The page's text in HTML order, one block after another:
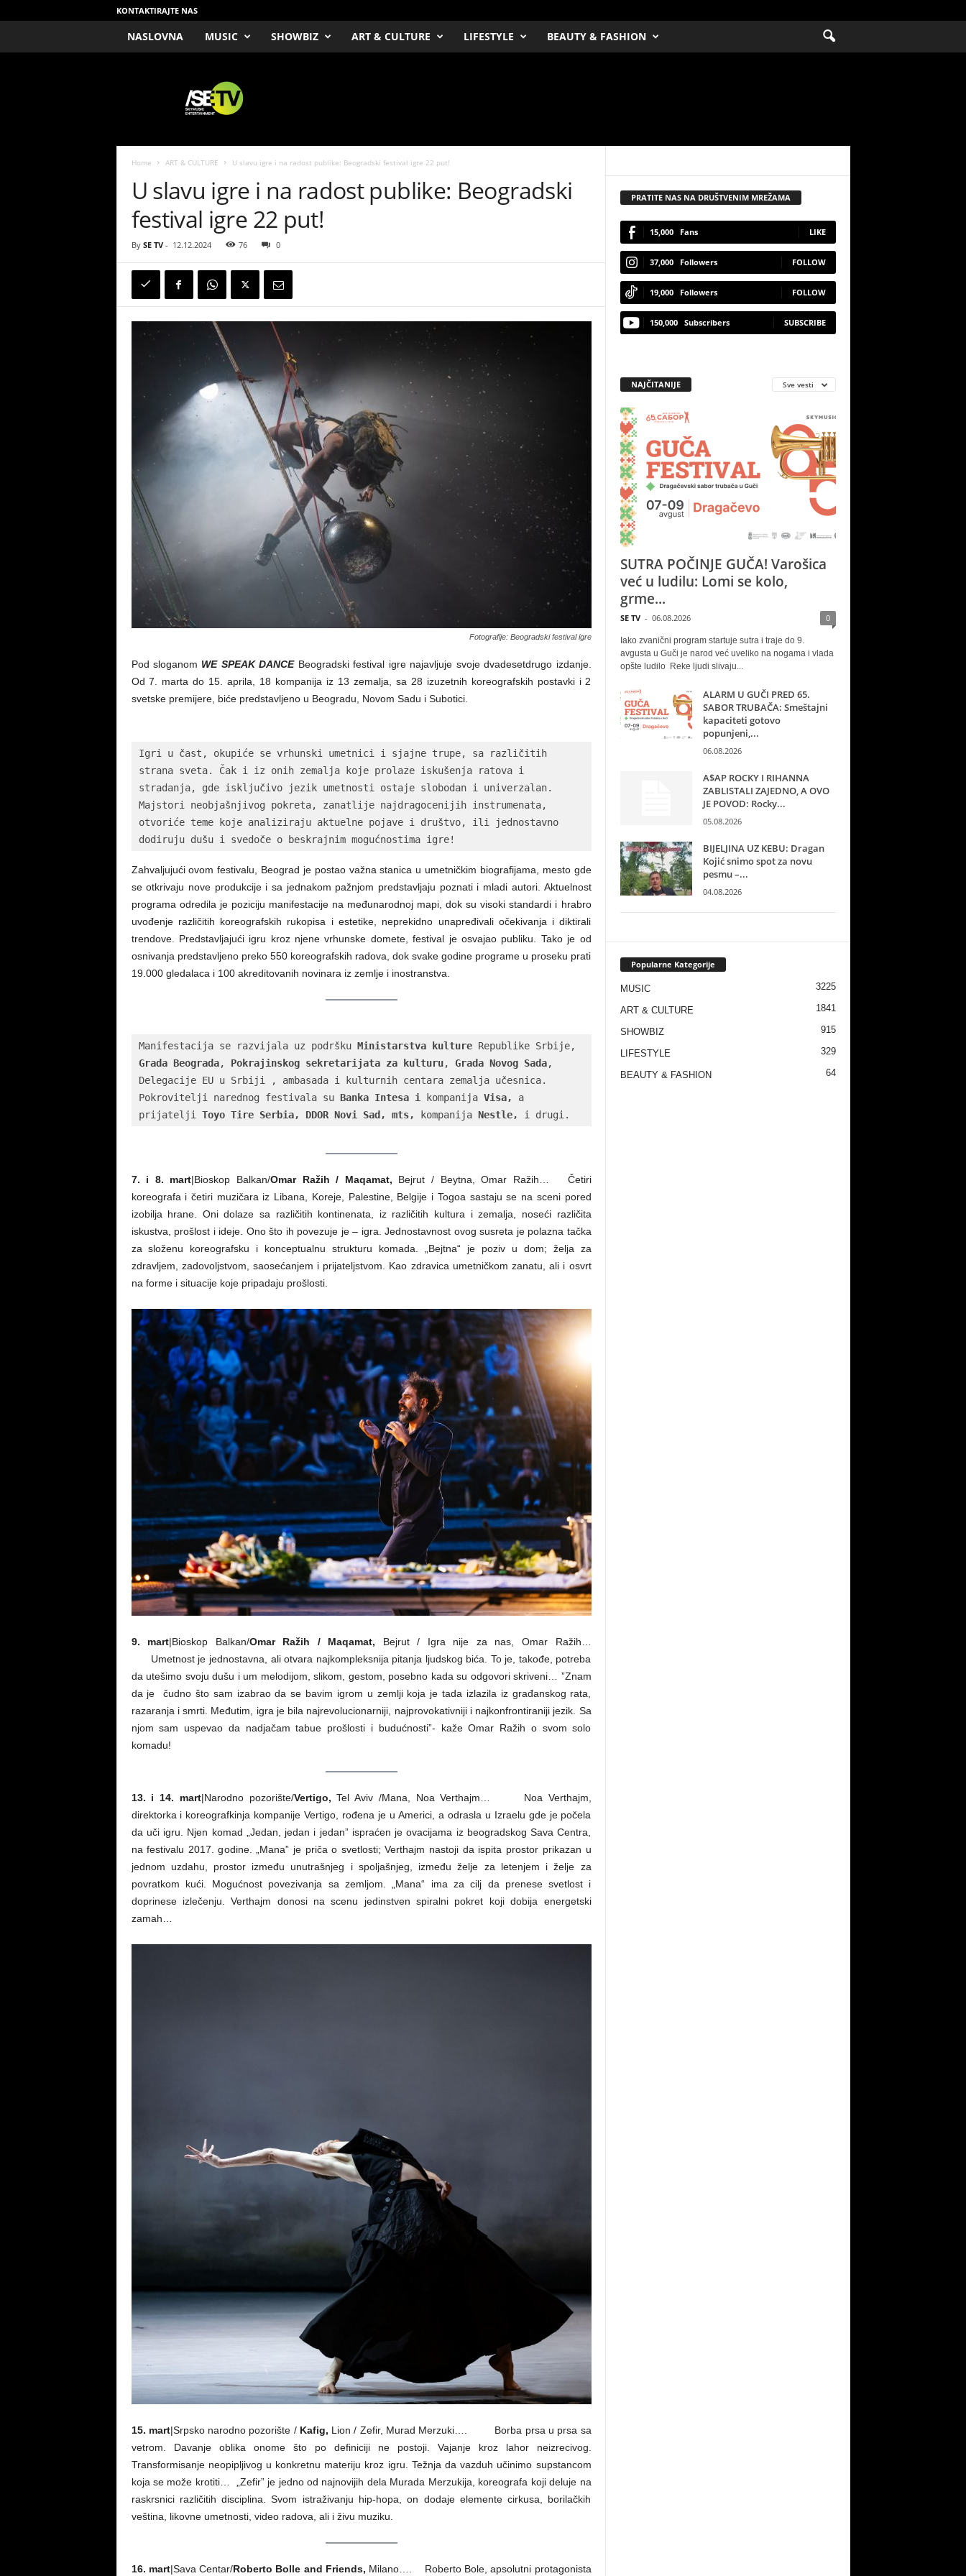
KONTAKTIRAJTE NAS
NASLOVNA MUSIC SHOWBIZ ART & CULTURE LIFESTYLE BEAUTY & FASHION
Home ART & CULTURE U slavu igre i na radost publike: Beogradski festival igre 22 put!
U slavu igre i na radost publike: Beogradski
festival igre 22 put!
By SE TV- 12.12.2024 76 0
Fotografije: Beogradski festival igre
Pod sloganom WE SPEAK DANCE Beogradski festival igre najavljuje svoje dvadesetdrugo izdanje.
Od 7. marta do 15. aprila, 18 kompanija iz 13 zemalja, sa 28 izuzetnih koreografskih postavki i 2
svetske premijere, biće predstavljeno u Beogradu, Novom Sadu i Subotici.
Igri u čast, okupiće se vrhunski umetnici i sjajne trupe, sa različitih
strana sveta. Čak i iz onih zemalja koje prolaze iskušenja ratova i
stradanja, gde isključivo jezik umetnosti ostaje slobodan i univerzalan.
Majstori neobjašnjivog pokreta, zanatlije najdragocenijih instrumenata,
otvoriće teme koje analiziraju aktuelne pojave i društvo, ili jednostavno
dodiruju dušu i svedoče o beskrajnim mogućnostima igre!
Zahvaljujući ovom festivalu, Beograd je postao važna stanica u umetničkim biografijama, mesto gde
se otkrivaju nove produkcije i sa jednakom pažnjom predstavljaju poznati i mladi autori. Aktuelnost
programa odredila je poziciju manifestacije na međunarodnoj mapi, dok su visoki standardi i hrabro
uvođenje različitih koreografskih rukopisa i estetike, neprekidno unapređivali očekivanja i diktirali
trendove. Predstavljajući igru kroz njene vrhunske domete, festival je osvajao publiku. Tako je od
osnivanja predstavljeno preko 550 koreografskih radova, dok svake godine programe u proseku prati
19.000 gledalaca i 100 akreditovanih novinara iz zemlje i inostranstva.
Manifestacija se razvijala uz podršku Ministarstva kulture
Grada Beograda, Pokrajinskog sekretarijata za kulturu, Grada Novog Sada,
Delegacije EU u Srbiji , ambasada i kulturnih centara zemalja učesnica.
Pokrovitelji narednog festivala su Banka Intesa i kompanija Visa, a
prijatelji
Toyo Tire Serbia, DDOR Novi Sad, mts, kompanija Nestle, i drugi.
7. i 8. mart|Bioskop Balkan/Omar Ražih / Maqamat, Bejrut / Beytna, Omar Ražih… Četiri
koreografa i četiri muzičara iz Libana, Koreje, Palestine, Belgije i Togoa sastaju se na sceni pored
izobilja hrane. Oni dolaze sa različitih kontinenata, iz različitih kultura i zemalja, noseći različita
iskustva, prošlost i ideje. Ono što ih povezuje je – igra. Jednostavnost ovog susreta je polazna tačka
za složenu koreografsku i konceptualnu strukturu komada. „Bejtna“ je poziv u dom; želja za
zdravljem, zadovoljstvom, saosećanjem i prijateljstvom. Kao zdravica umetničkom zanatu, ali i osvrt
na forme i situacije koje pripadaju prošlosti.
9. mart|Bioskop Balkan/Omar Ražih / Maqamat, Bejrut / Igra nije za nas, Omar Ražih…
Umetnost je jednostavna, ali otvara najkompleksnija pitanja ljudskog bića. To je, takođe, potreba
da utešimo svoju dušu i um melodijom, slikom, gestom, posebno kada su odgovori skriveni… ”Znam
da je čudno što sam izabrao da se bavim igrom u zemlji koja je tada izlazila iz građanskog rata,
razaranja i smrti. Međutim, igra je bila najrevolucionarniji, najprovokativniji i najkonfrontiraniji jezik. Sa
njom sam uspevao da nadjačam tabue prošlosti i budućnosti”- kaže Omar Ražih o svom solo
komadu!
13. i 14. mart|Narodno pozorište/Vertigo,Tel Aviv /Mana, Noa Verthajm… Noa Verthajm,
direktorka i koreografkinja kompanije Vertigo, rođena je u Americi, a odrasla u Izraelu gde je počela
da uči igru. Njen komad „Jedan, jedan i jedan” ispraćen je ovacijama iz beogradskog Sava Centra,
na festivalu 2017. godine. „Mana” je priča o svetlosti; Verthajm nastoji da ispita prostor prikazan u
jednom uzdahu, prostor između unutrašnjeg i spoljašnjeg, između želje za letenjem i želje za
povratkom kući. Mogućnost povezivanja sa zemljom. „Mana“ ima za cilj da prenese svetlost i
doprinese izlečenju. Verthajm donosi na scenu jedinstven spiralni pokret koji dobija energetski
zamah…
15. mart|Srpsko narodno pozorište / Kafig, Lion / Zefir, Murad Merzuki…. Borba prsa u prsa sa
vetrom. Davanje oblika onome što po definiciji ne postoji. Vajanje kroz lahor neizrecivog.
Transformisanje neopipljivog u konkretnu materiju kroz igru. Težnja da vazduh učinimo supstancom
koja se može krotiti… „Zefir” je jedno od najnovijih dela Murada Merzukija, koreografa koji deluje na
raskrsnici različitih disciplina. Svom istraživanju hip-hopa, on dodaje elemente cirkusa, borilačkih
veština, likovne umetnosti, video radova, ali i živu muziku.
16. mart|Sava Centar/Roberto Bolle and Friends, Milano…. Roberto Bole, apsolutni protagonista
PRATITE NAS NA DRUŠTVENIM MREŽAMA
15,000 Fans LIKE
37,000 Followers FOLLOW
19,000 Followers FOLLOW
150,000 Subscribers SUBSCRIBE
NAJČITANIJE Sve vesti
SUTRA POČINJE GUČA! Varošica
već u ludilu: Lomi se kolo,
grme...
SE TV - 06.08.2026 0
Iako zvanični program startuje sutra i traje do 9.
avgusta u Guči je narod već uveliko na nogama i vlada
opšte ludilo Reke ljudi slivaju...
ALARM U GUČI PRED 65.
SABOR TRUBAČA: Smeštajni
kapaciteti gotovo
popunjeni,...
06.08.2026
A$AP ROCKY I RIHANNA
ZABLISTALI ZAJEDNO, A OVO
JE POVOD: Rocky...
05.08.2026
BIJELJINA UZ KEBU: Dragan
Kojić snimo spot za novu
pesmu –...
04.08.2026
Popularne Kategorije
MUSIC 3225
ART & CULTURE 1841
SHOWBIZ 915
LIFESTYLE 329
BEAUTY & FASHION 64